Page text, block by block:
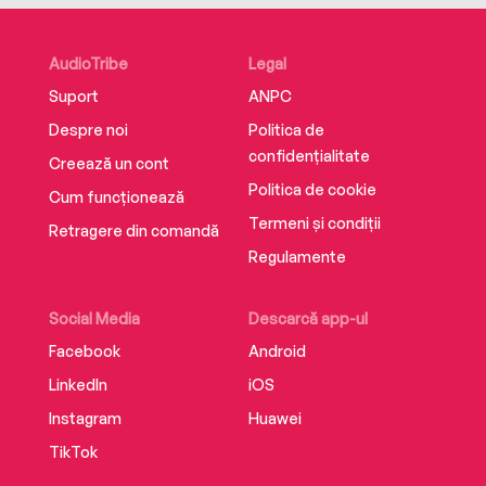
AudioTribe
Suport
Despre noi
Creează un cont
Cum funcționează
Retragere din comandă
Social Media
Facebook
LinkedIn
Instagram
TikTok
Descarcă app-ul
Android
iOS
Huawei
Legal
ANPC
Politica de
confidențialitate
Politica de cookie
Termeni și condiții
Regulamente